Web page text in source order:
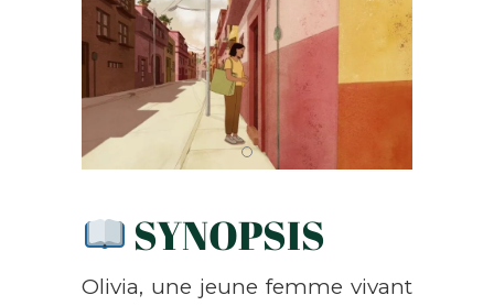
SYNOPSIS
Olivia, une jeune femme vivant